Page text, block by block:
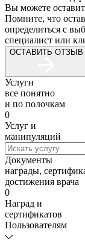
Вы можете
Помните, что
определиться с
специалист или
ОСТАВИТЬ ОТЗЫВ
Услуги
все понятно
и по полочкам
0
Услуг и
манипуляций
Документы
награды,
достижения врача
0
Наград и
сертификатов
Пользователям